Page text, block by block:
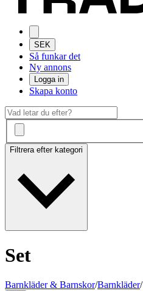
SEK
Så funkar det
Ny annons
Logga in
Skapa konto
Filtrera efter kategori
Set
Barnkläder & Barnskor/Barnkläder/